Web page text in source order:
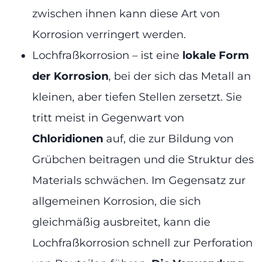
zwischen ihnen kann diese Art von
Korrosion verringert werden.
Lochfraßkorrosion – ist eine lokale Form
der Korrosion, bei der sich das Metall an
kleinen, aber tiefen Stellen zersetzt. Sie
tritt meist in Gegenwart von
Chloridionen auf, die zur Bildung von
Grübchen beitragen und die Struktur des
Materials schwächen. Im Gegensatz zur
allgemeinen Korrosion, die sich
gleichmäßig ausbreitet, kann die
Lochfraßkorrosion schnell zur Perforation